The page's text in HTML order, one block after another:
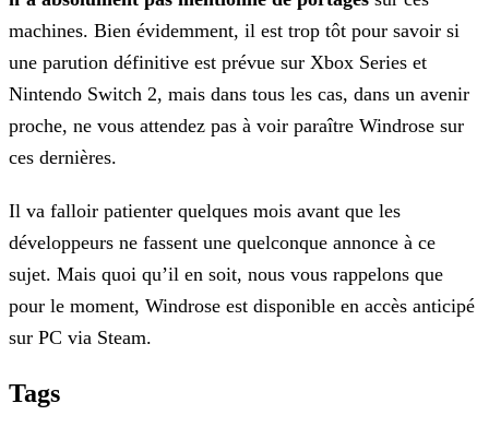
machines. Bien évidemment, il est trop tôt pour savoir si
une parution définitive est prévue sur Xbox Series et
Nintendo Switch 2, mais dans tous les cas, dans un avenir
proche, ne vous attendez pas à voir paraître Windrose sur
ces dernières.
Il va falloir patienter quelques mois avant que les
développeurs ne fassent une quelconque annonce à ce
sujet. Mais quoi qu’il en soit, nous vous rappelons que
pour le moment, Windrose est disponible en accès anticipé
sur PC via Steam.
Tags